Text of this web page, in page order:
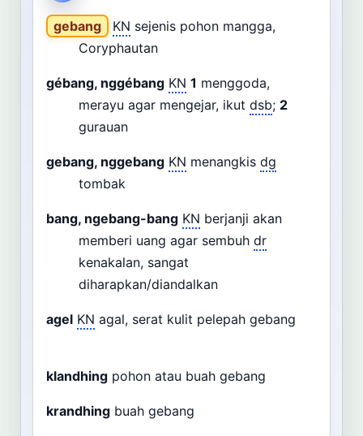
Dashboard Pencarian
gebang KN sejenis pohon mangga,
Coryphautan
gébang, nggébang KN 1 menggoda,
merayu agar mengejar, ikut dsb; 2
gurauan
gebang, nggebang KN menangkis dg
tombak
bang, ngebang-bang KN berjanji akan
memberi uang agar sembuh dr
kenakalan, sangat
diharapkan/diandalkan
agel KN agal, serat kulit pelepah gebang
klandhing pohon atau buah gebang
krandhing buah gebang